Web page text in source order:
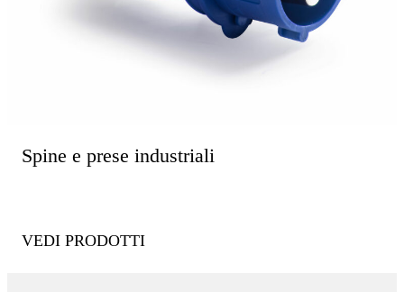
Spine e prese industriali
VEDI PRODOTTI